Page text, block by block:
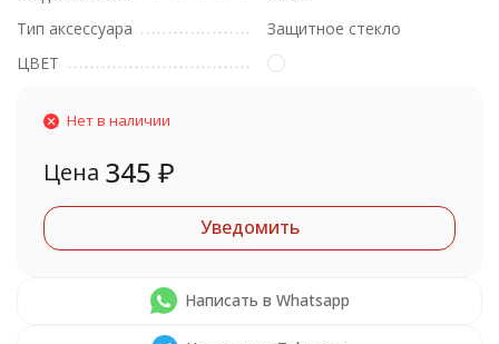
Тип аксессуара
Защитное стекло
ЦВЕТ
Нет в наличии
Цена 345 ₽
Уведомить
Написать в Whatsapp